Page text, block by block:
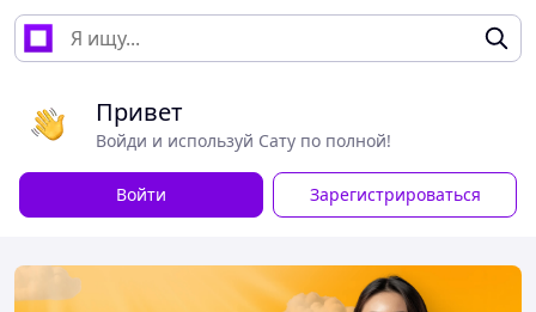
Привет
Войди и используй Сату по полной!
Войти Зарегистрироваться